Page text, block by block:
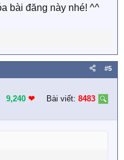
bài đăng này nhé! ^^
#5
9,240 ❤︎ Bài viết: 8483